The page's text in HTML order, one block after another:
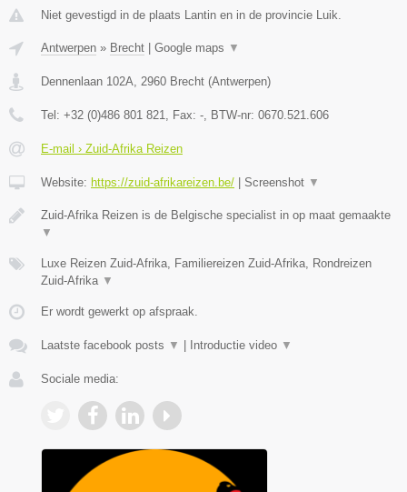
Niet gevestigd in de plaats Lantin en in de provincie Luik.
Antwerpen » Brecht | Google maps ▼
Dennenlaan 102A 2960 Brecht (Antwerpen)
Tel: +32 (0)486 801 821 , Fax: - , BTW-nr: 0670.521.606
E-mail › Zuid-Afrika Reizen
Website: https://zuid-afrikareizen.be/ | Screenshot ▼
Zuid-Afrika Reizen is de Belgische specialist in op maat gemaakte
▼
Luxe Reizen Zuid-Afrika, Familiereizen Zuid-Afrika, Rondreizen
Zuid-Afrika ▼
Er wordt gewerkt op afspraak.
Laatste facebook posts ▼ | Introductie video ▼
Sociale media: